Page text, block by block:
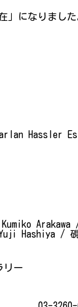
」になりまし
Hassler
Hashiya /
リー